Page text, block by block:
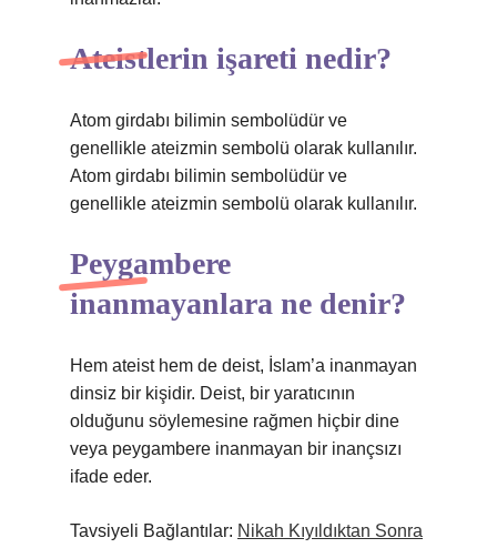
Ateistlerin işareti nedir?
Atom girdabı bilimin sembolüdür ve
genellikle ateizmin sembolü olarak kullanılır.
Atom girdabı bilimin sembolüdür ve
genellikle ateizmin sembolü olarak kullanılır.
Peygambere
inanmayanlara ne denir?
Hem ateist hem de deist, İslam’a inanmayan
dinsiz bir kişidir. Deist, bir yaratıcının
olduğunu söylemesine rağmen hiçbir dine
veya peygambere inanmayan bir inançsızı
ifade eder.
Tavsiyeli Bağlantılar: Nikah Kıyıldıktan Sonra